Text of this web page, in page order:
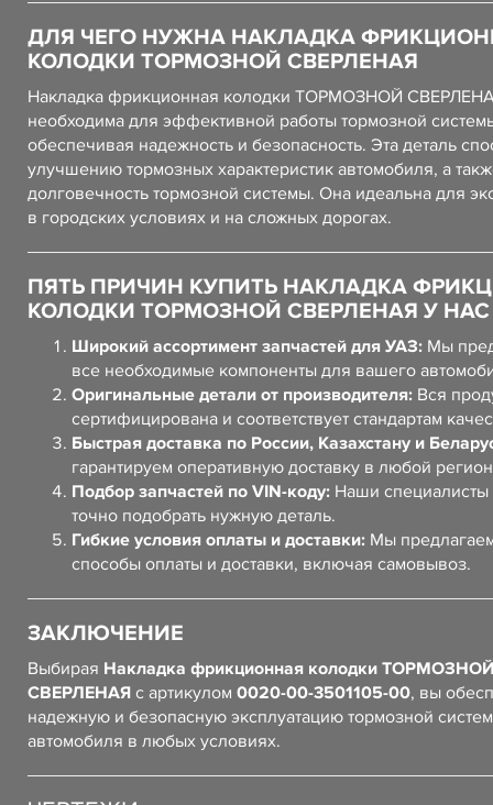
ДЛЯ ЧЕГО НУЖНА НАКЛАДКА
КОЛОДКИ ТОРМОЗНОЙ СВЕРЛЕНАЯ
Накладка фрикционная колодки ТОРМОЗНОЙ
необходима для эффективной работы тормозной
обеспечивая надежность и безопасность. Эта деталь
улучшению тормозных характеристик автомобиля, а
долговечность тормозной системы. Она идеальна для
в городских условиях и на сложных дорогах.
ПЯТЬ ПРИЧИН КУПИТЬ НАКЛАДКА
КОЛОДКИ ТОРМОЗНОЙ СВЕРЛЕНАЯ У НАС
Широкий ассортимент запчастей для УАЗ: Мы
все необходимые компоненты для вашего
Оригинальные детали от производителя: Вся
сертифицирована и соответствует стандартам
Быстрая доставка по России, Казахстану и
гарантируем оперативную доставку в любой
Подбор запчастей по VIN-коду: Наши специалисты
точно подобрать нужную деталь.
Гибкие условия оплаты и доставки: Мы
способы оплаты и доставки, включая самовывоз.
ЗАКЛЮЧЕНИЕ
Выбирая Накладка фрикционная колодки
СВЕРЛЕНАЯ с артикулом 0020-00-3501105-00, вы
надежную и безопасную эксплуатацию тормозной
автомобиля в любых условиях.